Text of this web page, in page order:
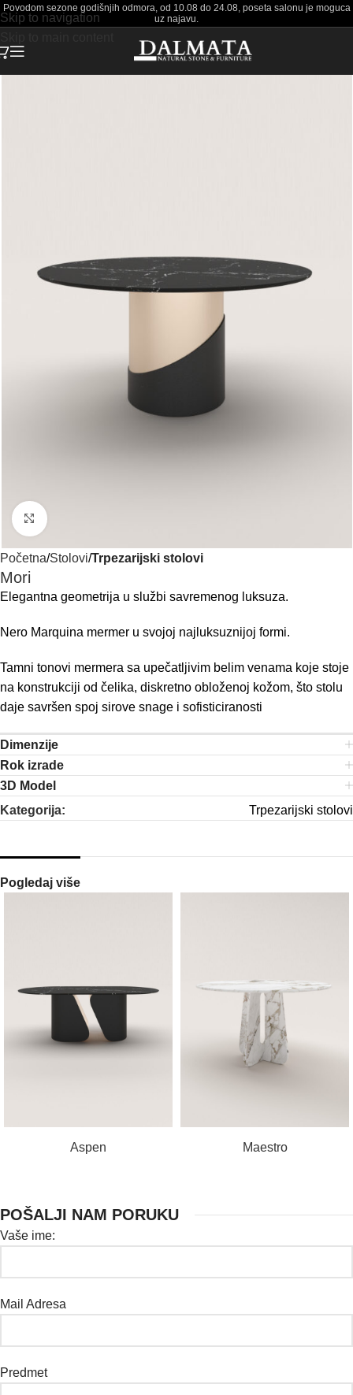
Skip to navigation
Povodom sezone godišnjih odmora, od 10.08 do 24.08, poseta salonu je moguca
uz najavu.
Click to enlarge
Početna Stolovi Trpezarijski stolovi
Mori
Elegantna geometrija u službi savremenog luksuza.
Nero Marquina mermer u svojoj najluksuznijoj formi.
Tamni tonovi mermera sa upečatljivim belim venama koje stoje
na konstrukciji od čelika, diskretno obloženoj kožom, što stolu
daje savršen spoj sirove snage i sofisticiranosti
Dimenzije
Rok izrade
3D Model
Kategorija:
Trpezarijski stolovi
Pogledaj više
Aspen Maestro
POŠALJI NAM PORUKU
Vaše ime:
Mail Adresa
Predmet